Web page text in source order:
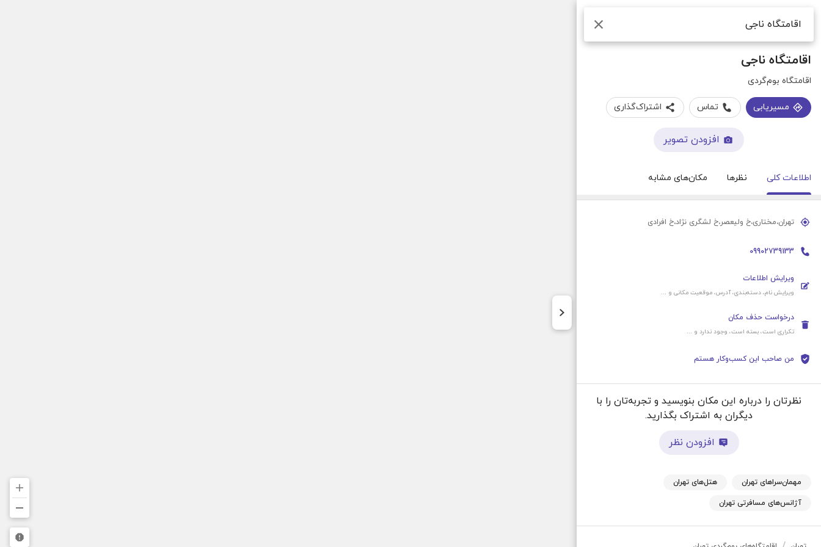
اقامتگاه ناجی
اقامتگاه بوم‌گردی
مسیریابی تماس اشتراک‌گذاری
افزودن تصویر
اطلاعات کلی نظرها مکان‌های مشابه
تهران،مختاری،خ ولیعصر،خ لشگری نژاد،خ افرادی
09902739133
ویرایش اطلاعات
ویرایش نام، دسته‌بندی، آدرس، موقعیت‌ مکانی و ...
درخواست حذف مکان
تکراری است، بسته است، وجود ندارد و ...
من صاحب این کسب‌و‌کار هستم
نظرتان را درباره این مکان بنویسید و تجربه‌تان را با
دیگران به اشتراک بگذارید.
افزودن نظر
مهمان‌سرا‌های تهران هتل‌های تهران
آژانس‌های مسافرتی تهران
جستجو